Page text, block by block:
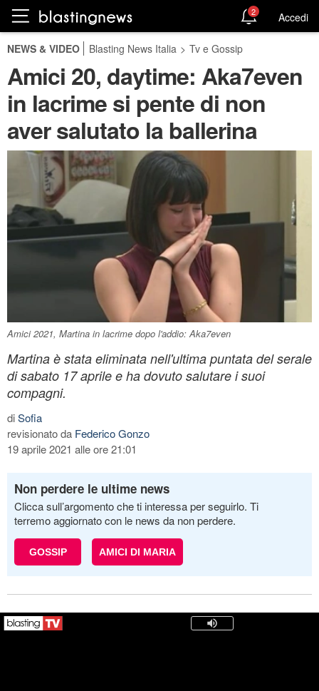
2 Accedi
NEWS & VIDEO Blasting News Italia > Tv e Gossip
Amici 20, daytime: Aka7even
in lacrime si pente di non
aver salutato la ballerina
Amici 2021, Martina in lacrime dopo l'addio: Aka7even
Martina è stata eliminata nell'ultima puntata del serale
di sabato 17 aprile e ha dovuto salutare i suoi
compagni.
diSofia
revisionato da Federico Gonzo
19 aprile 2021 alle ore 21:01
Non perdere le ultime news
Clicca sull’argomento che ti interessa per seguirlo. Ti
terremo aggiornato con le news da non perdere.
GOSSIP AMICI DI MARIA